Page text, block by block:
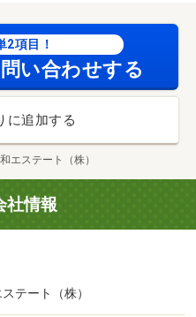
ＳＵＴＡＹＡ鳥栖店（飲食
便局（郵便局）まで８７０
2項目！
い合わせする
に追加する
エステート（株）
社情報
テート（株）